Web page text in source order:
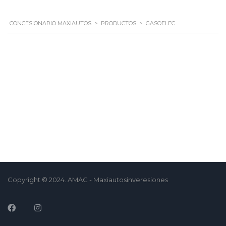
CONCESIONARIO MAXIAUTOS > PRODUCTOS > GASOELEC
Copyright © 2024. AMAC - Maxiautosinveresiones